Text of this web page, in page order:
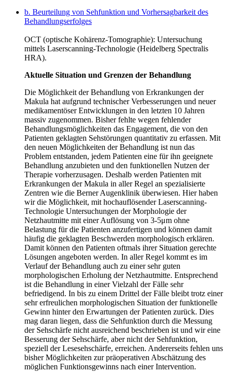
b. Beurteilung von Sehfunktion und Vorhersagbarkeit des
Behandlungserfolges
OCT (optische Kohärenz-Tomographie): Untersuchung
mittels Laserscanning-Technologie (Heidelberg Spectralis
HRA).
Aktuelle Situation und Grenzen der Behandlung
Die Möglichkeit der Behandlung von Erkrankungen der
Makula hat aufgrund technischer Verbesserungen und neuer
medikamentöser Entwicklungen in den letzten 10 Jahren
massiv zugenommen. Bisher fehlte wegen fehlender
Behandlungsmöglichkeiten das Engagement, die von den
Patienten geklagten Sehstörungen quantitativ zu erfassen. Mit
den neuen Möglichkeiten der Behandlung ist nun das
Problem entstanden, jedem Patienten eine für ihn geeignete
Behandlung anzubieten und den funktionellen Nutzen der
Therapie vorherzusagen. Deshalb werden Patienten mit
Erkrankungen der Makula in aller Regel an spezialisierte
Zentren wie die Berner Augenklinik überwiesen. Hier haben
wir die Möglichkeit, mit hochauflösender Laserscanning-
Technologie Untersuchungen der Morphologie der
Netzhautmitte mit einer Auflösung von 3-5μm ohne
Belastung für die Patienten anzufertigen und können damit
häufig die geklagten Beschwerden morphologisch erklären.
Damit können den Patienten oftmals ihrer Situation gerechte
Lösungen angeboten werden. In aller Regel kommt es im
Verlauf der Behandlung auch zu einer sehr guten
morphologischen Erholung der Netzhautmitte. Entsprechend
ist die Behandlung in einer Vielzahl der Fälle sehr
befriedigend. In bis zu einem Drittel der Fälle bleibt trotz einer
sehr erfreulichen morphologischen Situation der funktionelle
Gewinn hinter den Erwartungen der Patienten zurück. Dies
mag daran liegen, dass die Sehfunktion durch die Messung
der Sehschärfe nicht ausreichend beschrieben ist und wir eine
Besserung der Sehschärfe, aber nicht der Sehfunktion,
speziell der Lesesehschärfe, erreichen. Andererseits fehlen uns
bisher Möglichkeiten zur präoperativen Abschätzung des
möglichen Funktionsgewinns nach einer Intervention.